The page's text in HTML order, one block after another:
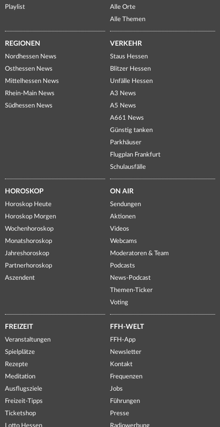
Playlist
Alle Orte
Alle Themen
REGIONEN
Nordhessen News
Osthessen News
Mittelhessen News
Rhein-Main News
Südhessen News
VERKEHR
Staus Hessen
Blitzer Hessen
Unfälle Hessen
A3 News
A5 News
A661 News
Günstig tanken
Parkhäuser
Flugplan Frankfurt
Schulausfälle
HOROSKOP
Horoskop Heute
Horoskop Morgen
Wochenhoroskop
Monatshoroskop
Jahreshoroskop
Partnerhoroskop
Aszendent
ON AIR
Sendungen
Aktionen
Videos
Webcams
Moderatoren & Team
Podcasts
News-Podcast
Themen-Ticker
Voting
FREIZEIT
Veranstaltungen
Spielplätze
Rezepte
Meditation
Ausflugsziele
Freizeit-Tipps
Ticketshop
Lotto Hessen
FFH-WELT
FFH-App
Newsletter
Kontakt
Frequenzen
Jobs
Führungen
Presse
Radiowerbung